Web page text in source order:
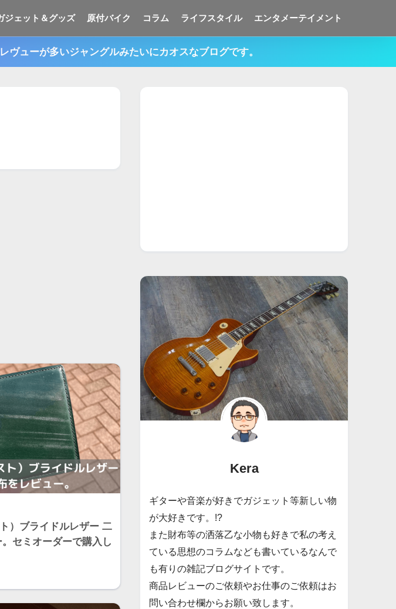
ジェット＆グッズ 原付バイク コラム ライフスタイル エンタメーテイメント
ューが多いジャングルみたいにカオスなブログです。
）ブライドルレザー 二
セミオーダーで購入し
Kera
ギターや音楽が好きでガジェット等新しい物
が大好きです。!?
また財布等の洒落乙な小物も好きで私の考え
ている思想のコラムなども書いているなんで
も有りの雑記ブログサイトです。
商品レビューのご依頼やお仕事のご依頼はお
問い合わせ欄からお願い致します。